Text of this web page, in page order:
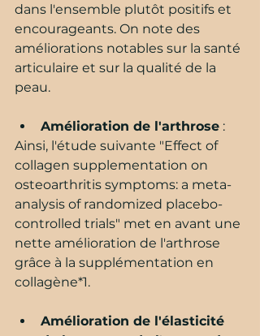
dans l'ensemble plutôt positifs et
encourageants. On note des
améliorations notables sur la santé
articulaire et sur la qualité de la
peau.
Amélioration de l'arthrose :
Ainsi, l'étude suivante "Effect of
collagen supplementation on
osteoarthritis symptoms: a meta-
analysis of randomized placebo-
controlled trials" met en avant une
nette amélioration de l'arthrose
grâce à la supplémentation en
collagène*1.
Amélioration de l'élasticité